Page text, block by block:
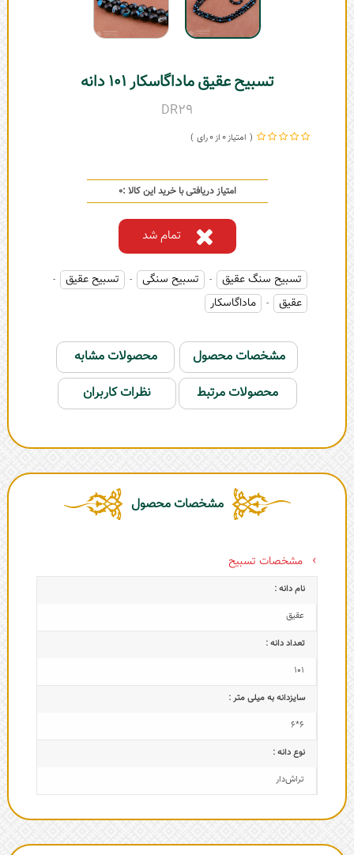
تسبیح عقیق ماداگاسکار 101 دانه
DR29
0
0
امتیاز دریافتی با خرید این کالا :0
تمام شد
تسبیح سنگ عقیق - تسبیح سنگی - تسبیح عقیق -
عقیق - ماداگاسکار
مشخصات محصول
محصولات مشابه
محصولات مرتبط
نظرات کاربران
مشخصات محصول
مشخصات تسبیح
نام دانه :
عقیق
تعداد دانه :
101
سایزدانه به میلی متر :
6*6
نوع دانه :
تراش‌دار